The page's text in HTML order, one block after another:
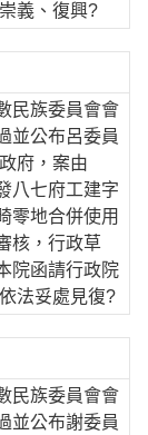
義、復興?
族委員會會
並公布呂委員
府，案由
八七府工建字
零地合併使用
核，行政草
院函請行政院
法妥處見復?
族委員會會
並公布謝委員